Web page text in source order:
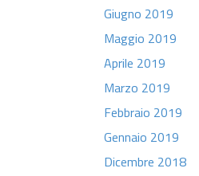
Giugno 2019
Maggio 2019
Aprile 2019
Marzo 2019
Febbraio 2019
Gennaio 2019
Dicembre 2018